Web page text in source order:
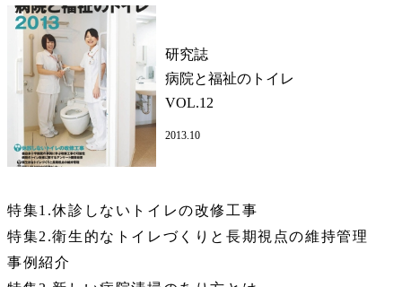
研究誌
病院と福祉のトイレ
VOL.12
2013.10
特集1.休診しないトイレの改修工事
特集2.衛生的なトイレづくりと長期視点の維持管理
事例紹介